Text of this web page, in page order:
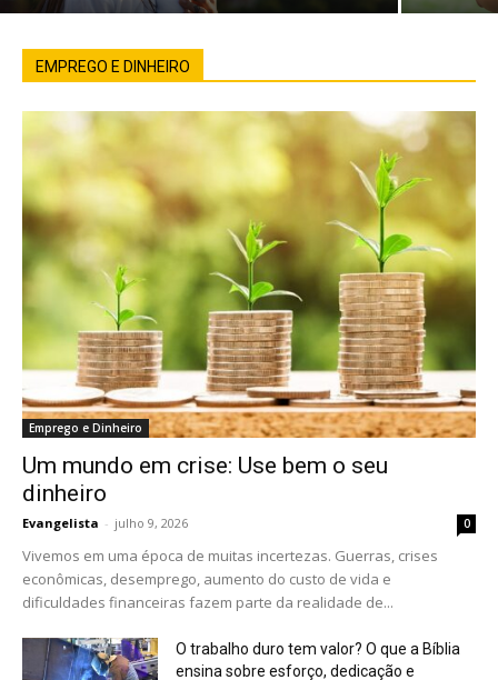
EMPREGO E DINHEIRO
Emprego e Dinheiro
Um mundo em crise: Use bem o seu
dinheiro
Evangelista - julho 9, 2026 0
Vivemos em uma época de muitas incertezas. Guerras, crises
econômicas, desemprego, aumento do custo de vida e
dificuldades financeiras fazem parte da realidade de...
O trabalho duro tem valor? O que a Bíblia
ensina sobre esforço, dedicação e